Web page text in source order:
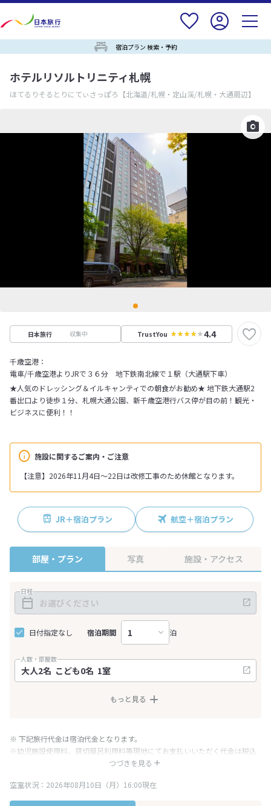
宿泊プラン 検索・予約
ホテルリソルトリニティ札幌
ほてるりそるとりにてぃさっぽろ 【北海道/札幌・定山渓/札幌・大通周辺】
日本旅行 収集中 TrustYou 4.4
千歳空港：
電車/千歳空港よりJRで３６分 地下鉄南北線で１駅（大通駅下車）
施設に関するご案内・ご注意
【注意】2026年11月4日～22日は改修工事のため休館となります。
★人気のドレッシング＆イルキャンティでの朝食がお勧め★ 地下鉄大通駅2
番出口より徒歩１分、札幌大通公園、新千歳空港行バス停が目の前！観光・
ビジネスに便利！！
JR＋宿泊プラン 航空＋宿泊プラン
部屋・プラン 写真 施設・アクセス
日程
日付指定なし 宿泊期間 泊
人数・部屋数
もっと見る
つづきを見る
※ 下記旅行代金は宿泊代金となります。
※幼児施設使用料、貸切風呂利用料等現地にてお支払いいただく代金は税込
み表記となりますが、消費税増税に伴い代金が一部変更となる場合がござい
※表示されている旅行代金・プラン内容は一定時間ごとに更新されます。最
終確認画面でご確認ください。
空室状況：2026年08月10日（月）16:00現在